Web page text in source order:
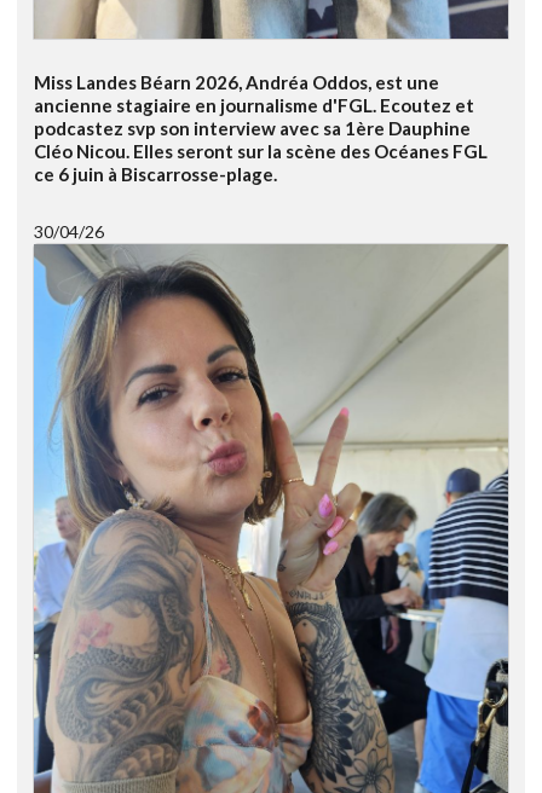
Miss Landes Béarn 2026, Andréa Oddos, est une
ancienne stagiaire en journalisme d'FGL. Ecoutez et
podcastez svp son interview avec sa 1ère Dauphine
Cléo Nicou. Elles seront sur la scène des Océanes FGL
ce 6 juin à Biscarrosse-plage.
30/04/26